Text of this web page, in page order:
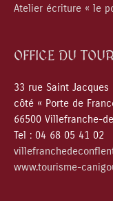
Atelier écriture « le
OFFICE DU
33 rue Saint Jacques
côté « Porte de
66500 Villefranche-
Tel : 04 68 05 41 02
www.tourisme-